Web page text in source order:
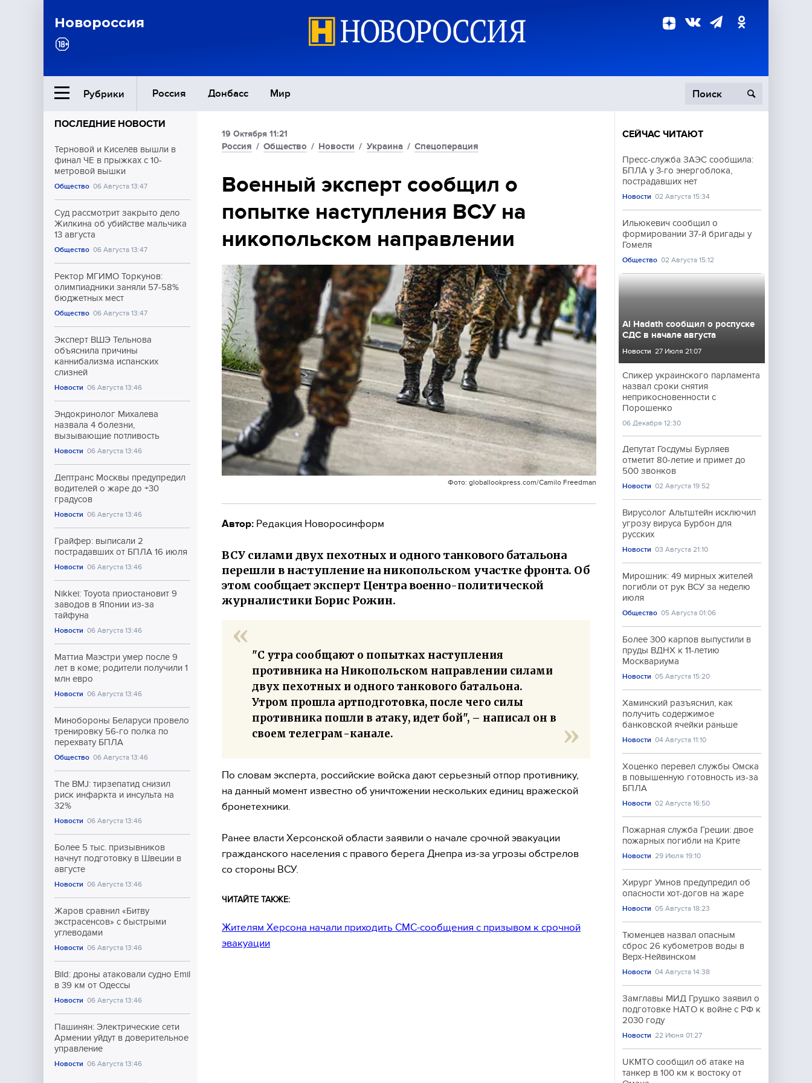
Новороссия
Рубрики Россия Донбасс Мир
Ближний Восток Политика
Общество
Экономика
Происшествия
Культура
Спорт
ПОСЛЕДНИЕ НОВОСТИ
Терновой и Киселёв вышли в
финал ЧЕ в прыжках с 10-
метровой вышки
Общество 06 Августа 13:47
Суд рассмотрит закрыто дело
Жилкина об убийстве мальчика
13 августа
Общество 06 Августа 13:47
Ректор МГИМО Торкунов:
олимпиадники заняли 57-58%
бюджетных мест
Общество 06 Августа 13:47
Эксперт ВШЭ Тельнова
объяснила причины
каннибализма испанских
слизней
Новости 06 Августа 13:46
Эндокринолог Михалева
назвала 4 болезни,
вызывающие потливость
Новости 06 Августа 13:46
Дептранс Москвы предупредил
водителей о жаре до +30
градусов
Новости 06 Августа 13:46
Грайфер: выписали 2
пострадавших от БПЛА 16 июля
Новости 06 Августа 13:46
Nikkei: Toyota приостановит 9
заводов в Японии из-за
тайфуна
Новости 06 Августа 13:46
Маттиа Маэстри умер после 9
лет в коме; родители получили 1
млн евро
Новости 06 Августа 13:46
Минобороны Беларуси провело
тренировку 56-го полка по
перехвату БПЛА
Общество 06 Августа 13:46
The BMJ: тирзепатид снизил
риск инфаркта и инсульта на
32%
Новости 06 Августа 13:46
Более 5 тыс. призывников
начнут подготовку в Швеции в
августе
Новости 06 Августа 13:46
Жаров сравнил «Битву
экстрасенсов» с быстрыми
углеводами
Новости 06 Августа 13:46
Bild: дроны атаковали судно Emil
в 39 км от Одессы
Новости 06 Августа 13:46
Пашинян: Электрические сети
Армении уйдут в доверительное
управление
Новости 06 Августа 13:46
19 Октября 11:21
Россия / Общество / Новости / Украина / Спецоперация
Военный эксперт сообщил о
попытке наступления ВСУ на
никопольском направлении
Фото: globallookpress.com/Camilo Freedman
Автор: Редакция Новоросинформ
ВСУ силами двух пехотных и одного танкового батальона
перешли в наступление на никопольском участке фронта. Об
этом сообщает эксперт Центра военно-политической
журналистики Борис Рожин.
"С утра сообщают о попытках наступления
противника на Никопольском направлении силами
двух пехотных и одного танкового батальона.
Утром прошла артподготовка, после чего силы
противника пошли в атаку, идет бой", – написал он в
своем телеграм-канале.
По словам эксперта, российские войска дают серьезный отпор противнику,
на данный момент известно об уничтожении нескольких единиц вражеской
бронетехники.
Ранее власти Херсонской области заявили о начале срочной эвакуации
гражданского населения с правого берега Днепра из-за угрозы обстрелов
со стороны ВСУ.
ЧИТАЙТЕ ТАКЖЕ:
Жителям Херсона начали приходить СМС-сообщения с призывом к срочной
эвакуации
СЕЙЧАС ЧИТАЮТ
Пресс-служба ЗАЭС сообщила:
БПЛА у 3-го энергоблока,
пострадавших нет
Новости 02 Августа 15:34
Ильюкевич сообщил о
формировании 37-й бригады у
Гомеля
Общество 02 Августа 15:12
Al Hadath сообщил о роспуске
СДС в начале августа
Новости 27 Июля 21:07
Спикер украинского парламента
назвал сроки снятия
неприкосновенности с
Порошенко
06 Декабря 12:30
Депутат Госдумы Бурляев
отметит 80-летие и примет до
500 звонков
Новости 02 Августа 19:52
Вирусолог Альтштейн исключил
угрозу вируса Бурбон для
русских
Новости 03 Августа 21:10
Мирошник: 49 мирных жителей
погибли от рук ВСУ за неделю
июля
Общество 05 Августа 01:06
Более 300 карпов выпустили в
пруды ВДНХ к 11-летию
Москвариума
Новости 05 Августа 15:20
Хаминский разъяснил, как
получить содержимое
банковской ячейки раньше
Новости 04 Августа 11:10
Хоценко перевел службы Омска
в повышенную готовность из-за
БПЛА
Новости 02 Августа 16:50
Пожарная служба Греции: двое
пожарных погибли на Крите
Новости 29 Июля 19:10
Хирург Умнов предупредил об
опасности хот-догов на жаре
Новости 05 Августа 18:23
Тюменцев назвал опасным
сброс 26 кубометров воды в
Верх-Нейвинском
Новости 04 Августа 14:38
Замглавы МИД Грушко заявил о
подготовке НАТО к войне с РФ к
2030 году
Новости 22 Июня 01:27
UKMTO сообщил об атаке на
танкер в 100 км к востоку от